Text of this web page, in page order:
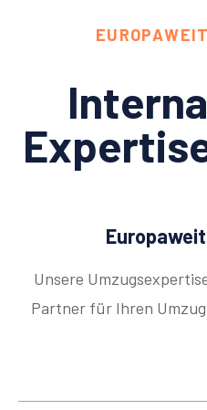
Unsere
Partner für Ihren